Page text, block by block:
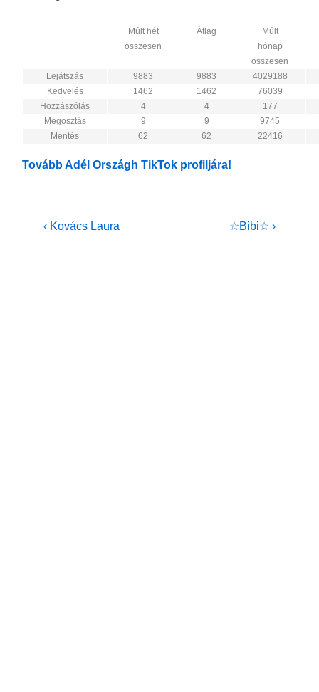
Múlt hét
összesen
Átlag
Múlt
hónap
összesen
Lejátszás
9883 9883
4029188
Kedvelés
1462 1462
76039
Hozzászólás
4 4
177
Megosztás
9 9
9745
Mentés
62 62 22416
Tovább Adél Országh TikTok profiljára!
Bejegyzés
Previous
‹ Kovács Laura
Next
☆Bibi☆ ›